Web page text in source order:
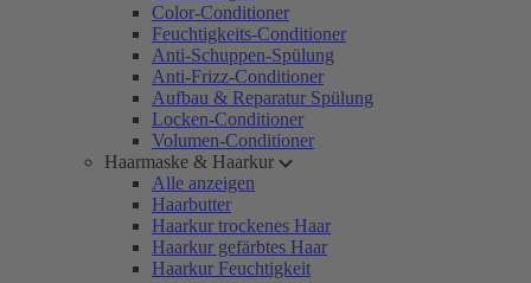
Color-Conditioner
Feuchtigkeits-Conditioner
Anti-Schuppen-Spülung
Anti-Frizz-Conditioner
Aufbau & Reparatur Spülung
Locken-Conditioner
Volumen-Conditioner
Haarmaske & Haarkur
Alle anzeigen
Haarbutter
Haarkur trockenes Haar
Haarkur gefärbtes Haar
Haarkur Feuchtigkeit